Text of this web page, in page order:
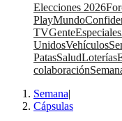
Elecciones 2026
PlayMundo
TVGenteEspeciales
UnidosVehículos
PatasSaludLoterías
colaboración
Semana|
Cápsulas